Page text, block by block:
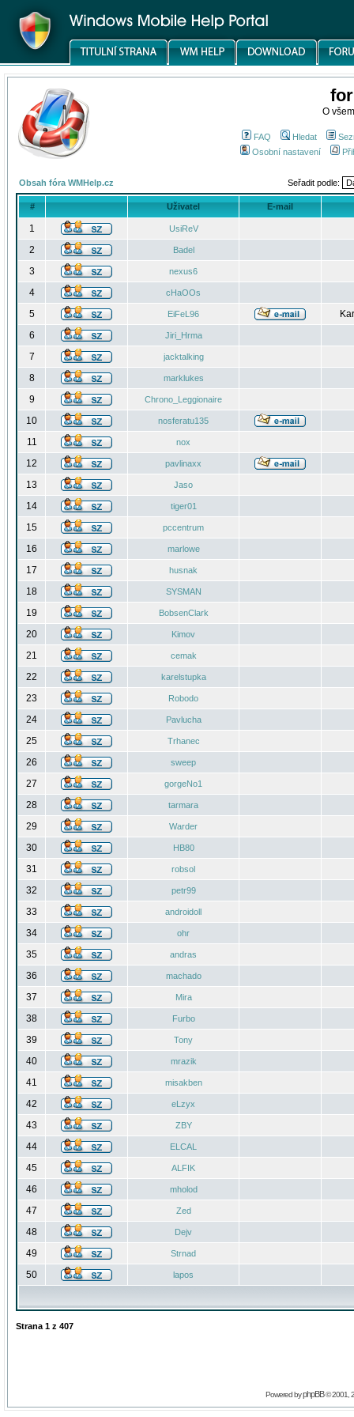
O
FAQ Hledat
Osobní nastavení
Obsah fóra WMHelp.cz Seřadit podle:
# Uživatel E-mail
1 UsiReV
2 Badel
3 nexus6
4 cHaOOs
5 EiFeL96
6
Jiri_Hrma
7 jacktalking
8 marklukes
9 Chrono_Leggionaire
10 nosferatu135
11 nox
12 pavlinaxx
13 Jaso
14 tiger01
15 pccentrum
16 marlowe
17 husnak
18 SYSMAN
19 BobsenClark
20 Kimov
21 cemak
22 karelstupka
23 Robodo
24 Pavlucha
25 Trhanec
26 sweep
27 gorgeNo1
28 tarmara
29 Warder
30 HB80
31 robsol
32 petr99
33 androidoll
34 ohr
35 andras
36 machado
37 Mira
38 Furbo
39 Tony
40 mrazik
41 misakben
42 eLzyx
43 ZBY
44 ELCAL
45 ALFIK
46 mholod
47 Zed
48 Dejv
49 Strnad
50 lapos
Strana 1 z 407
Powered byphpBB© 2001,